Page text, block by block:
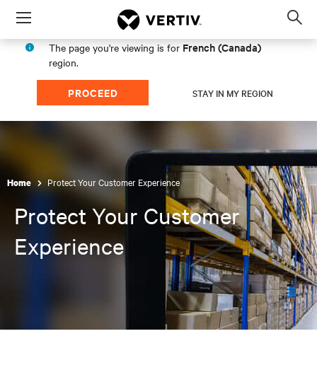
Menu
The page you're viewing is for French (Canada)
region.
PROCEED STAY IN MY REGION
Home Protect Your Customer Experience
Protect Your Customer
Experience